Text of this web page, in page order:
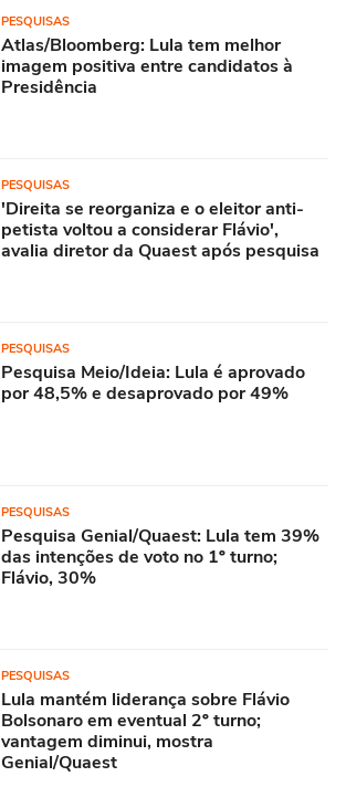
PESQUISAS
Atlas/Bloomberg: Lula tem melhor
imagem positiva entre candidatos à
Presidência
PESQUISAS
'Direita se reorganiza e o eleitor anti-
petista voltou a considerar Flávio',
avalia diretor da Quaest após pesquisa
PESQUISAS
Pesquisa Meio/Ideia: Lula é aprovado
por 48,5% e desaprovado por 49%
PESQUISAS
Pesquisa Genial/Quaest: Lula tem 39%
das intenções de voto no 1º turno;
Flávio, 30%
PESQUISAS
Lula mantém liderança sobre Flávio
Bolsonaro em eventual 2º turno;
vantagem diminui, mostra
Genial/Quaest